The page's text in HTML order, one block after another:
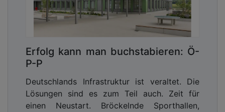
Erfolg kann man buchstabieren: Ö-
P-P
Deutschlands Infrastruktur ist veraltet. Die
Lösungen sind es zum Teil auch. Zeit für
einen Neustart. Bröckelnde Sporthallen,